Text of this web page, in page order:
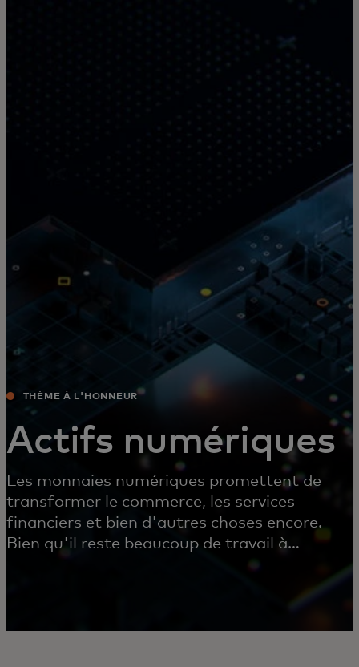
THÈME À L'HONNEUR
Actifs numériques
Les monnaies numériques promettent de
transformer le commerce, les services
financiers et bien d'autres choses encore.
Bien qu'il reste beaucoup de travail à
accomplir, nous inventons et collaborons dès
à présent pour rendre cet avenir possible.